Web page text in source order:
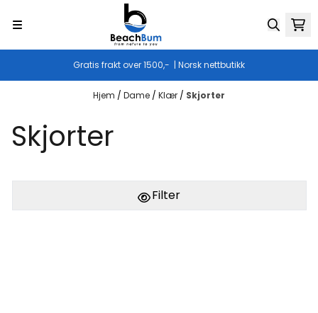
Gratis frakt over 1500,- | Norsk nettbutikk
Hjem / Dame / Klær / Skjorter
Skjorter
Filter